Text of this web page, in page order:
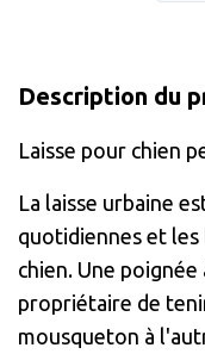
Description du
Laisse pour chien
La laisse urbaine
quotidiennes et
chien. Une
propriétaire de
mousqueton à